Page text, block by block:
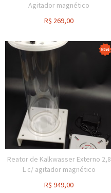
Agitador magnético
R$ 269,00
Reator de Kalkwasser Externo 2,8
L c/ agitador magnético
R$ 949,00